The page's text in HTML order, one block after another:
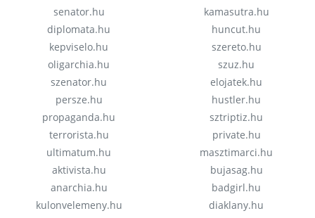
senator.hu
diplomata.hu
kepviselo.hu
oligarchia.hu
szenator.hu
persze.hu
propaganda.hu
terrorista.hu
ultimatum.hu
aktivista.hu
anarchia.hu
kulonvelemeny.hu
kamasutra.hu
huncut.hu
szereto.hu
szuz.hu
elojatek.hu
hustler.hu
sztriptiz.hu
private.hu
masztimarci.hu
bujasag.hu
badgirl.hu
diaklany.hu